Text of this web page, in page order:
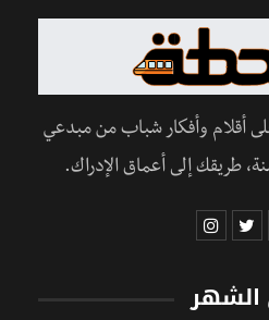
أقلام وأفكار شباب من مبدعي
طريقك إلى أعماق الإدراك.